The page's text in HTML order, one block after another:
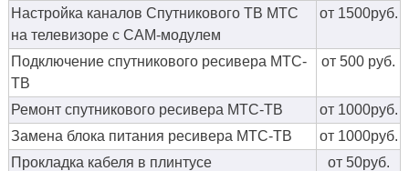
Настройка каналов Спутникового ТВ МТС
на телевизоре с CAM-модулем
от 1500руб.
Подключение спутникового ресивера МТС-
ТВ
от 500 руб.
Ремонт спутникового ресивера МТС-ТВ
от 1000руб.
Замена блока питания ресивера МТС-ТВ
от 1000руб.
Прокладка кабеля в плинтусе
от 50руб.